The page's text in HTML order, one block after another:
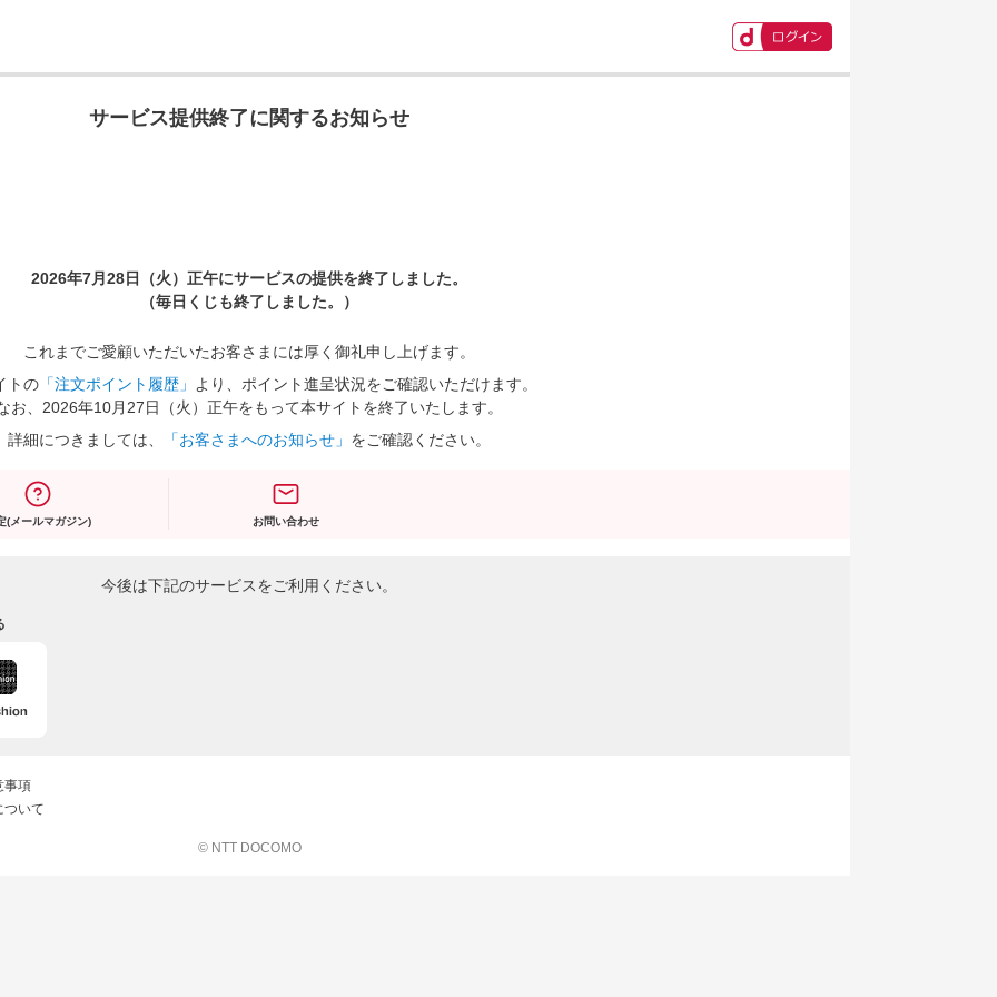
サービス提供終了に関するお知らせ
2026年7月28日（火）正午にサービスの提供を終了しました。
（毎日くじも終了しました。）
これまでご愛顧いただいたお客さまには厚く御礼申し上げます。
トの 「注文ポイント履歴」
より、ポイント進呈状況をご確認いただけます。
お、2026年10月27日（火）正午をもって本サイトを終了いたします。
詳細につきましては、
「お客さまへのお知らせ」 をご確認ください。
(メールマガジン) お問い合わせ
今後は下記のサービスをご利用ください。
事項
ついて
© NTT DOCOMO